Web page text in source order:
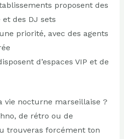
proposent des
des DJ sets
priorité, avec des agents
d’espaces VIP et de
vie nocturne marseillaise ?
de rétro ou de
trouveras forcément ton